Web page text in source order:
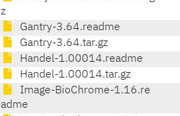
z
Gantry-3.64.readme
Gantry-3.64.tar.gz
Handel-1.00014.readme
Handel-1.00014.tar.gz
Image-BioChrome-1.16.re
adme